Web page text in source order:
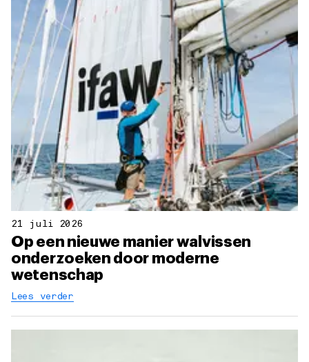
21 juli 2026
Op een nieuwe manier walvissen
onderzoeken door moderne
wetenschap
Lees verder